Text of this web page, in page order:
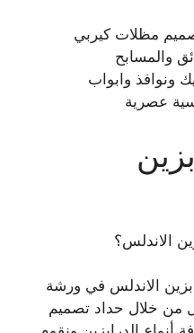
مظلات كيربي
والمسابح
ونوافذ وابواب
عصرية
الاندلس؟
الاندلس في ورشة
من خلال حداد تصميم